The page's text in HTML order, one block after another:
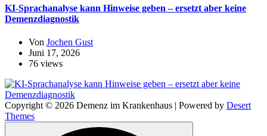
KI-Sprachanalyse kann Hinweise geben – ersetzt aber keine
Demenzdiagnostik
Von Jochen Gust
Juni 17, 2026
76 views
Copyright © 2026 Demenz im Krankenhaus | Powered by Desert
Themes